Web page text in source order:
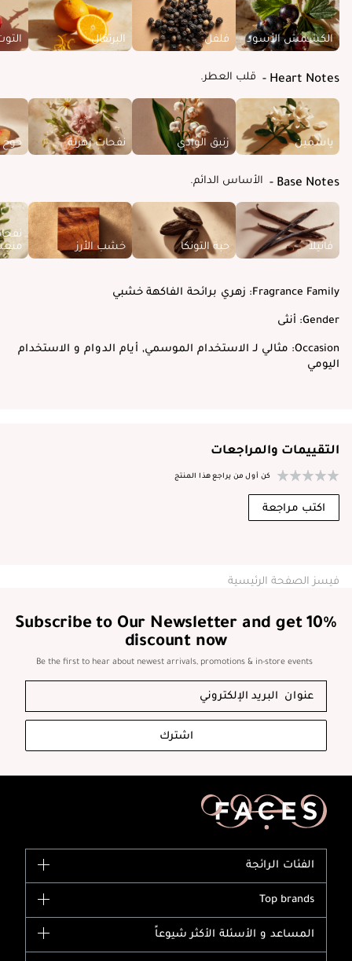
الكشمش الأسود فلفل البرتقال
Heart Notes قلب العطر.
ياسمين زنبق الوادي نفحات زهرية خوخ
Base Notes الأساس الدائم.
فانيلا حبة التونكا خشب الأرز
Fragrance Family: زهري برائحة الفاكهة خشبي
Gender: أنثى
Occasion: مثالي لـ الاستخدام الموسمي, أيام الدوام و الاستخدام
اليومي
التقييمات والمراجعات
كن أول من يراجع هذا المنتج
اكتب مراجعة
فيسز الصفحة الرئيسية
Subscribe to Our Newsletter and get 10%
discount now
Be the first to hear about newest arrivals, promotions & in-store events
اشترك
الفئات الرائجة
الأكثر مبيعاً
اشترِ بطاقة هدية
Top brands
المساعد و الأسئلة الأكثر شيوعاً